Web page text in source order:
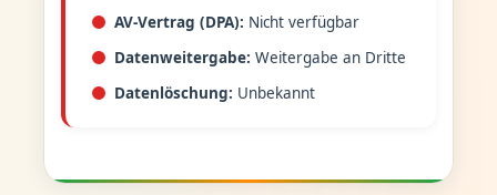
AV-Vertrag (DPA): Nicht verfügbar
Datenweitergabe: Weitergabe an Dritte
Datenlöschung: Unbekannt